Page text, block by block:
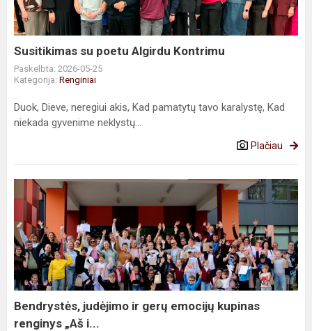
Susitikimas su poetu Algirdu Kontrimu
Paskelbta: 2026-05-25
Kategorija: Renginiai
Duok, Dieve, neregiui akis, Kad pamatytų tavo karalystę, Kad
niekada gyvenime neklystų...
Plačiau
Bendrystės,
judėjimo
ir
gerų
emocijų
kupinas
renginys
„Aš
i...
Bendrystės, judėjimo ir gerų emocijų kupinas
renginys „Aš i...